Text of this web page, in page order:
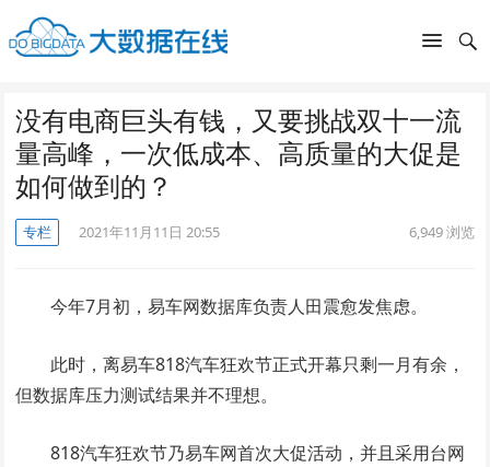
没有电商巨头有钱，又要挑战双十一流
量高峰，一次低成本、高质量的大促是
如何做到的？
专栏 2021年11月11日 20:55 6,949浏览
今年7月初，易车网数据库负责人田震愈发焦虑。
此时，离易车818汽车狂欢节正式开幕只剩一月有余，
但数据库压力测试结果并不理想。
818汽车狂欢节乃易车网首次大促活动，并且采用台网